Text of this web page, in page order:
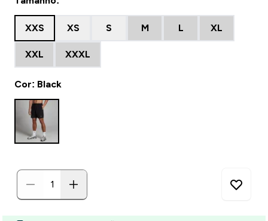
XXS XS S M L XL
XXL XXXL
Cor: Black